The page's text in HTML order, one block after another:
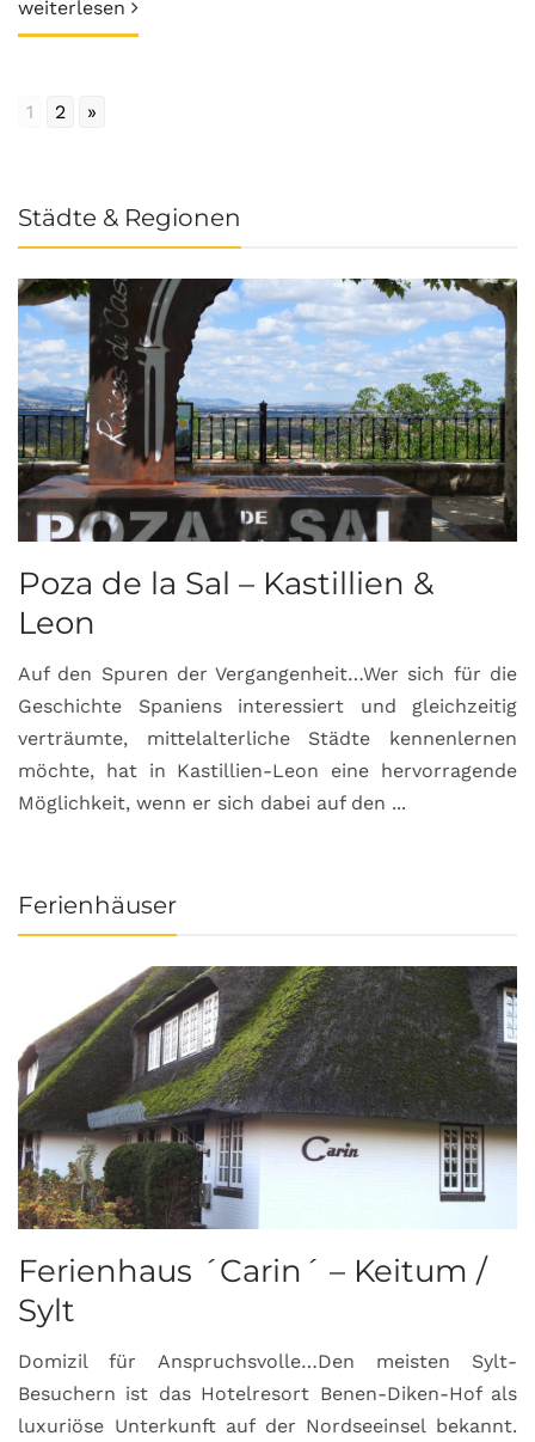
weiterlesen
1 2 »
Städte & Regionen
Poza de la Sal – Kastillien &
Leon
Auf den Spuren der Vergangenheit…Wer sich für die
Geschichte Spaniens interessiert und gleichzeitig
verträumte, mittelalterliche Städte kennenlernen
möchte, hat in Kastillien-Leon eine hervorragende
Möglichkeit, wenn er sich dabei auf den ...
Ferienhäuser
Ferienhaus ´Carin´ – Keitum /
Sylt
Domizil für Anspruchsvolle…Den meisten Sylt-
Besuchern ist das Hotelresort Benen-Diken-Hof als
luxuriöse Unterkunft auf der Nordseeinsel bekannt.